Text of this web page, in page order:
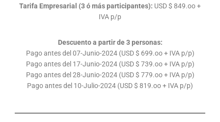
Tarifa Empresarial (3 ó más participantes): USD $ 849.oo +
IVA p/p
Descuento a partir de 3 personas:
Pago antes del 07-Junio-2024 (USD $ 699.oo + IVA p/p)
Pago antes del 17-Junio-2024 (USD $ 739.oo + IVA p/p)
Pago antes del 28-Junio-2024 (USD $ 779.oo + IVA p/p)
Pago antes del 10-Julio-2024 (USD $ 819.oo + IVA p/p)